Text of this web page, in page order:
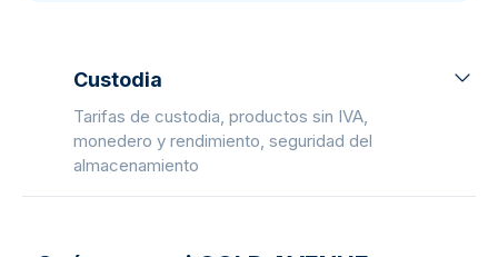
Custodia
Tarifas de custodia, productos sin IVA,
monedero y rendimiento, seguridad del
almacenamiento